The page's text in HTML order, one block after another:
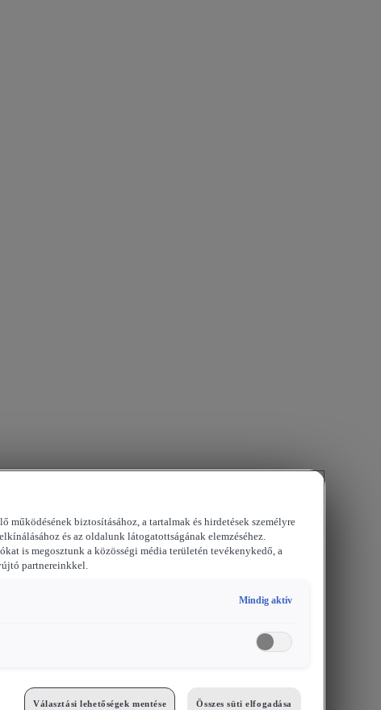
működésének biztosításához, a tartalmak és hirdetések személyre
és az oldalunk látogatottságának elemzéséhez.
is megosztunk a közösségi média területén tevékenykedő, a
partnereinkkel.
Mindig aktív
Választási lehetőségek mentése Összes süti elfogadása